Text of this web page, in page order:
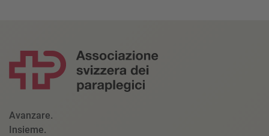
Avanzare.
Insieme.